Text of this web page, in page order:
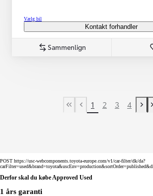
Vælg bil
Kontakt forhandler
Sammenlign
First Page
Tidligere side
1 2 3 4
POST https://usc-webcomponents.toyota-europe.com/v1/car-filter/dk/da?
Derfor skal du købe Approved Used
1 års garanti